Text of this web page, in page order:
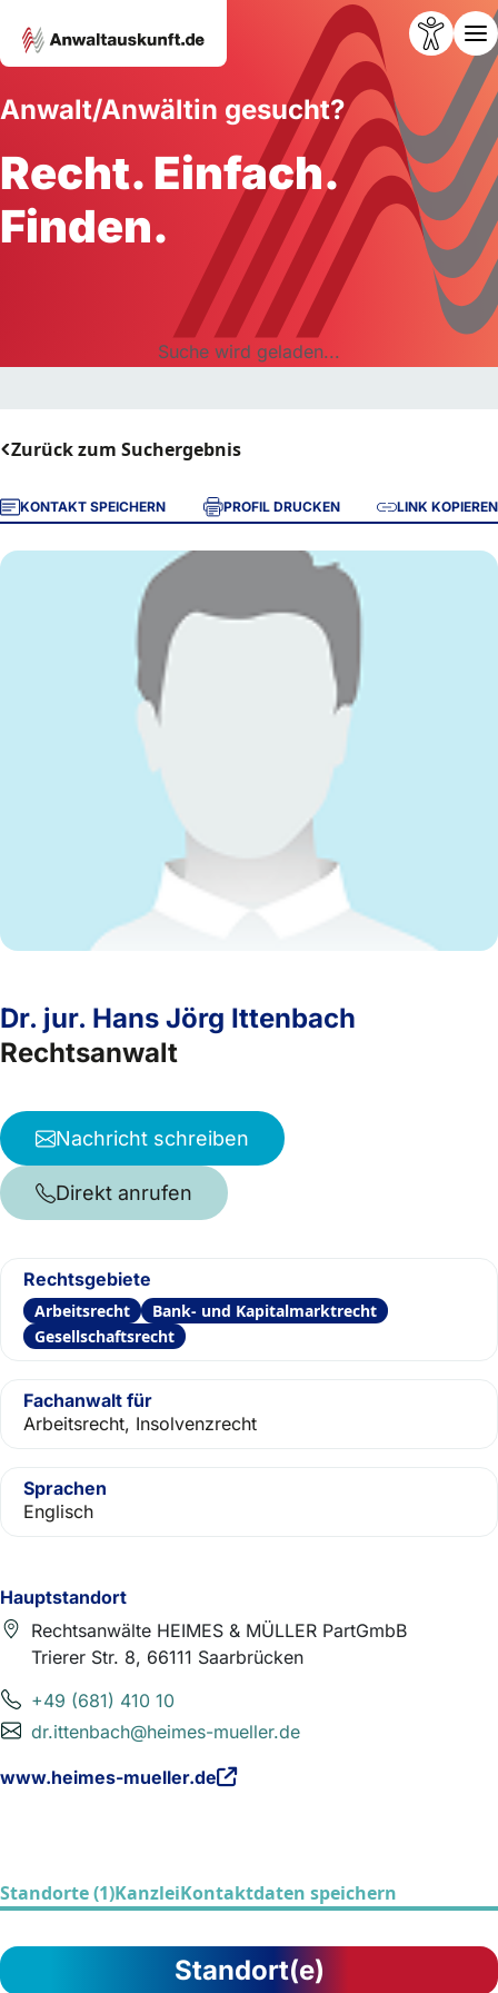
Anwalt/Anwältin gesucht?
Recht. Einfach.
Finden.
Suche wird geladen...
Zurück zum Suchergebnis
KONTAKT SPEICHERN PROFIL DRUCKEN LINK KOPIEREN
Hauptstandort
Rechtsanwälte HEIMES & MÜLLER PartGmbB
Trierer Str. 8, 66111 Saarbrücken
+49 (681) 410 10
dr.ittenbach@heimes-mueller.de
www.heimes-mueller.de
Dr. jur. Hans Jörg Ittenbach
Rechtsanwalt
Nachricht schreiben
Direkt anrufen
Rechtsgebiete
Arbeitsrecht
Bank- und Kapitalmarktrecht
Gesellschaftsrecht
Fachanwalt für
Arbeitsrecht, Insolvenzrecht
Sprachen
Englisch
Standorte (1)KanzleiKontaktdaten speichern
Standort(e)